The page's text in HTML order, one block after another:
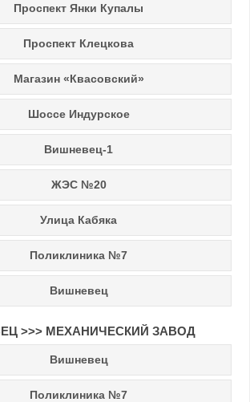
Проспект Янки Купалы
Проспект Клецкова
Магазин «Квасовский»
Шоссе Индурское
Вишневец-1
ЖЭС №20
Улица Кабяка
Поликлиника №7
Вишневец
>>> МЕХАНИЧЕСКИЙ ЗАВОД
Вишневец
Поликлиника №7